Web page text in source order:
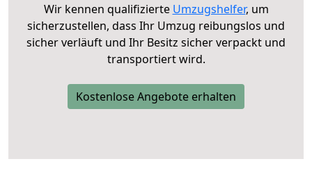
Wir kennen qualifizierte Umzugshelfer, um
sicherzustellen, dass Ihr Umzug reibungslos und
sicher verläuft und Ihr Besitz sicher verpackt und
transportiert wird.
Kostenlose Angebote erhalten